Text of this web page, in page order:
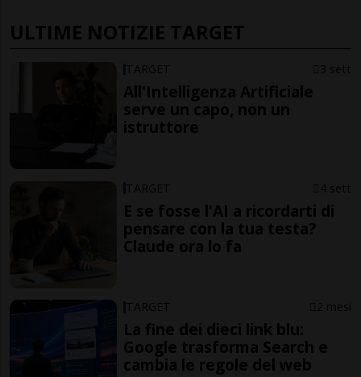
ULTIME NOTIZIE TARGET
TARGET 3 sett
All'Intelligenza Artificiale
serve un capo, non un
istruttore
TARGET 4 sett
E se fosse l'AI a ricordarti di
pensare con la tua testa?
Claude ora lo fa
TARGET 2 mesi
La fine dei dieci link blu:
Google trasforma Search e
cambia le regole del web